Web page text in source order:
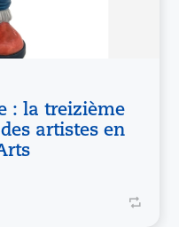
: la treizième
artistes en